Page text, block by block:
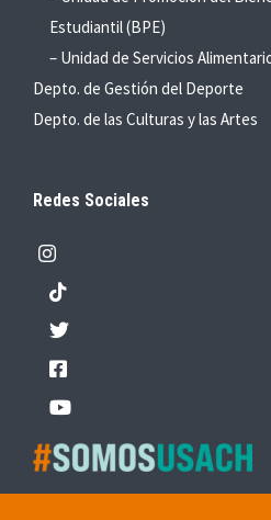
Estudiantil (BPE)
– Unidad de Servicios
Depto. de Gestión del Deporte
Depto. de las Culturas y las Artes
Redes Sociales